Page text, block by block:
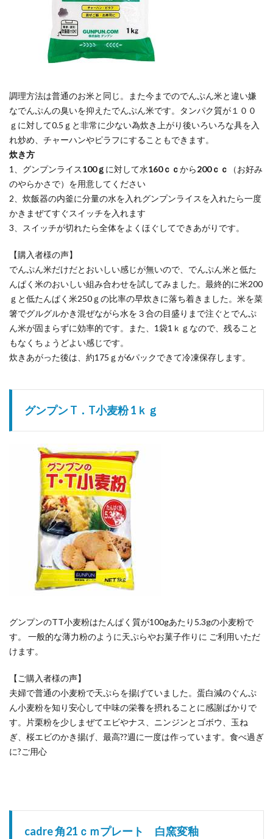
調理方法は普通のお米と同じ。また今までのでんぷん米と違い嫌
なでんぷんの臭いを抑えたでんぷん米です。タンパク質が１００
ｇに対して0.5ｇと非常に少ない為炊き上がり後いろいろな具を入
れ炒め、チャーハンやピラフにすることもできます。
炊き方
1、グンプンライス100ｇ に対して水160ｃｃから200ｃｃ
（お好み
のやらかさで）を用意してください
2、炊飯器の内釜に分量の水を入れグンプンライスを入れたら一度
かきまぜてすぐスイッチを入れます
3、スイッチが切れたら全体をよくほぐしてできあがりです。
【購入者様の声】
でんぷん米だけだとおいしい感じが無いので、でんぷん米と低た
んぱく米のおいしい組み合わせを試してみました。最終的に米200
ｇと低たんぱく米250ｇの比率の早炊きに落ち着きました。米を菜
箸でグルグルかき混ぜながら水を３合の目盛りまで注ぐとでんぷ
ん米が固まらずに効率的です。また、1袋1ｋｇなので、残ること
もなくちょうどよい感じです。
炊きあがった後は、約175ｇが6パックできて冷凍保存します。
グンプン T．T小麦粉 1ｋｇ
グンプンのTT小麦粉はたんぱく質が100gあたり5.3gの小麦粉で
す。 一般的な薄力粉のように天ぷらやお菓子作りに ご利用いただ
けます。
【ご購入者様の声】
夫婦で普通の小麦粉で天ぷらを揚げていました。蛋白減のぐんぷ
ん小麦粉を知り安心して中味の栄養を摂れることに感謝ばかりで
す。片栗粉を少しまぜてエビやナス、ニンジンとゴボウ、玉ね
ぎ、桜エビのかき揚げ、最高??週に一度は作っています。食べ過ぎ
に?ご用心
cadre 角21ｃｍプレート 白窯変釉